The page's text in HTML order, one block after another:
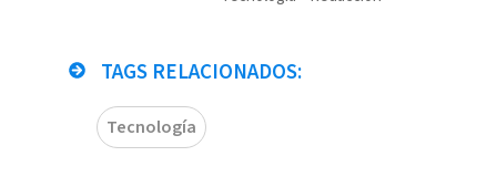
TAGS RELACIONADOS:
Tecnología